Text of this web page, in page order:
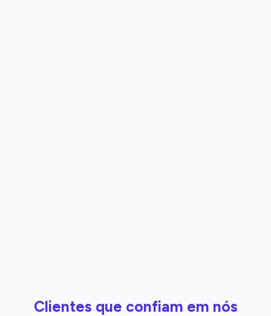
Clientes que confiam em nós